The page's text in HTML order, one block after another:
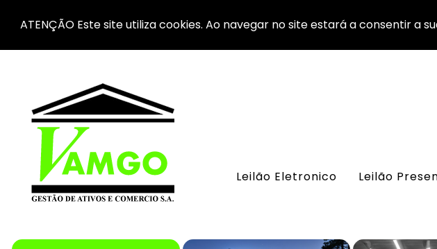
ATENÇÃO Este site utiliza cookies. Ao navegar no site estará a consentir a
Leilão
Leilão Eletronico